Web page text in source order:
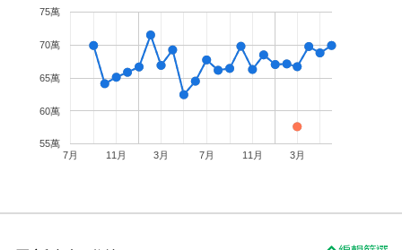
7月 11月 3月 7月 11月 3月
55萬
60萬
65萬
70萬
75萬